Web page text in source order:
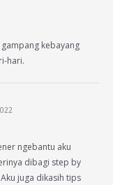
kebayang
hari.
ngebantu aku
dibagi step by
juga dikasih tips